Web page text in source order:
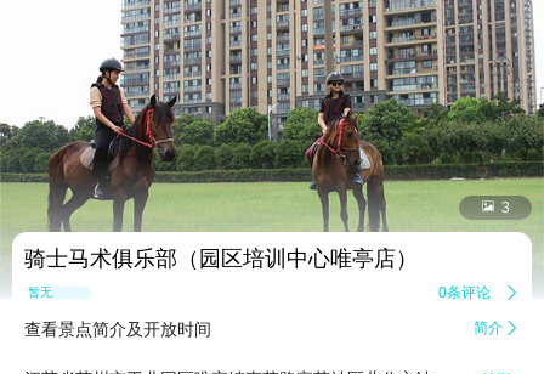
 3
骑士马术俱乐部（园区培训中心唯亭店）
暂无点评 0条评论 
查看景点简介及开放时间 简介 